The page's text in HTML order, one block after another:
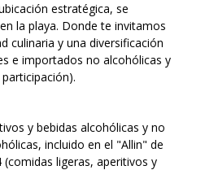
estratégica, se
la playa. Donde te invitamos
culinaria y una diversificación
e importados no alcohólicas y
y bebidas alcohólicas y no
incluido en el "Allin" de
ligeras, aperitivos y